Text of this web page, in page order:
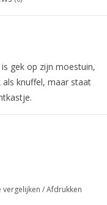
gek op zijn moestuin,
als knuffel, maar staat
handwas, niet in de
vergelijken /Afdrukken